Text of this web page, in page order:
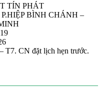
TÍN PHÁT
BÌNH CHÁNH –
T7. CN đặt lịch hẹn trước.